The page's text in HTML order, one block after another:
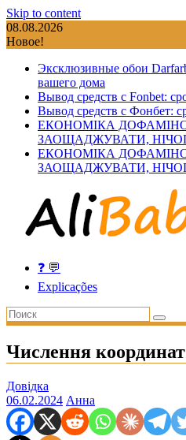
Skip to content
08.08.2026
Новое!
Эксклюзивные обои
вашего дома
Вывод средств с Fonbet:
Вывод средств с Фонбет:
ЕКОНОМІКА
ЗАОЩАДЖУВАТИ,
ЕКОНОМІКА
ЗАОЩАДЖУВАТИ,
❓ 💬
Explicações
Числення координат
Довідка
06.02.2024 Анна